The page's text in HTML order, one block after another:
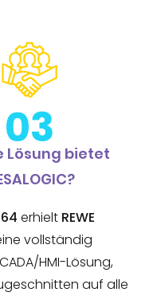
03
Lösung bietet
64 erhielt REWE
vollständig
HMI-Lösung,
auf alle